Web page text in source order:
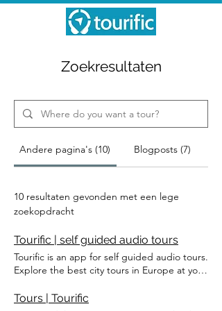
Zoekresultaten
Andere pagina's (10) Blogposts (7)
10 resultaten gevonden met een lege
zoekopdracht
Tourific | self guided audio tours
Tourific is an app for self guided audio tours.
Explore the best city tours in Europe at your
navigation, offline audio, and 70+ tours in 9
Tours | Tourific